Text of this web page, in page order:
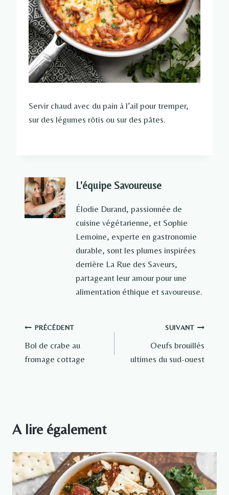
Servir chaud avec du pain à l’ail pour tremper,
sur des légumes rôtis ou sur des pâtes.
L'équipe Savoureuse
Élodie Durand, passionnée de
cuisine végétarienne, et Sophie
Lemoine, experte en gastronomie
durable, sont les plumes inspirées
derrière La Rue des Saveurs,
partageant leur amour pour une
alimentation éthique et savoureuse.
Navigation
de
PRÉCÉDENT
Bol de crabe au
fromage cottage
SUIVANT
Oeufs brouillés
ultimes du sud-ouest
A lire également